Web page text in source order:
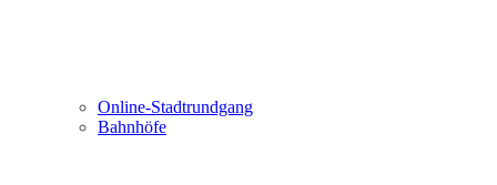
Online-Stadtrundgang
Bahnhöfe